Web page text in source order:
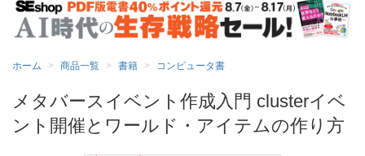
ホーム 商品一覧 書籍 コンピュータ書
メタバースイベント作成入門 clusterイベ
ント開催とワールド・アイテムの作り方